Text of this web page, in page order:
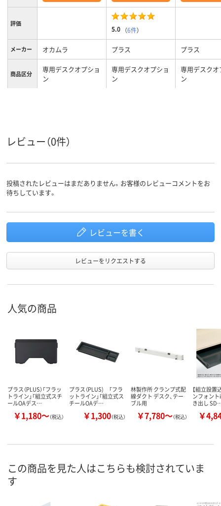
評価
5.0 （6件）
メーカー オカムラ プラス プラス
商品区分
専用デスクオプショ
ン
専用デスクオプショ
ン
専用デスクオ
ン
レビュー（0件）
投稿されたレビューはまだありません。お客様のレビューコメントをお
待ちしています。
レビューを書く
レビューをリクエストする
人気の商品
プラス（PLUS）「フラッ
トライン」「組立式スチ
ールOAデス…
￥1,180～（税込）
プラス（PLUS) 「フラ
ットライン」「組立式ス
チールOAデ…
￥1,300（税込）
林製作所 クランプ式配
線ダクト デスク、テー
ブル用
￥7,780～（税込）
【組立設置
ンフォン
き出し
￥
この商品を見た人はこちらも検討されていま
す